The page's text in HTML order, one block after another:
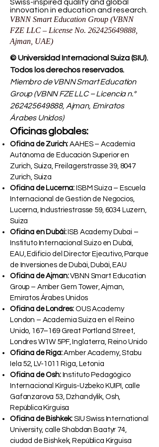
Swiss-inspired quality and global
innovation in education and research.
VBNN Smart Education Group (VBNN
FZE LLC – License No. 262425649888
Ajman, UAE)
© Universidad Internacional Suiza (SIU).
Todos los derechos reservados.
Miembro de VBNN Smart Education
Group (VBNN FZE LLC – Licencia n.°
262425649888, Ajman, Emiratos
Árabes Unidos)
Oficinas globales:
Oficina de Zurich: AAHES – Academia
Autónoma de Educación Superior en
Zurich, Suiza, Freilagerstrasse 39, 8047
Zurich, Suiza
Oficina de Lucerna: ISBM Suiza – Escuela
Internacional de Gestión de Negocios,
Lucerna, Industriestrasse 59, 6034 Luzern,
Suiza
Oficina en Dubái:ISB Academy Dubai –
Instituto Internacional Suizo en Dubái,
EAU, Edificio del Director Ejecutivo, Parque
de Inversiones de Dubái, Dubái, EAU
Oficina de Ajman:VBNN Smart Education
Group – Amber Gem Tower, Ajman,
Emiratos Árabes Unidos
Oficina de Londres: OUS Academy
London – Academia Suiza en el Reino
Unido, 167–169 Great Portland Street,
Londres W1W 5PF, Inglaterra, Reino Unido
Oficina de Riga:Amber Academy, Stabu
Iela 52, LV-1011 Riga, Letonia
Oficina de Osh:Instituto Pedagógico
Internacional Kirguís-Uzbeko KUIPI, calle
Gafanzarova 53, Dzhandylik, Osh,
República Kirguisa
Oficina de Bishkek: SIU Swiss International
University, calle Shabdan Baatyr 74,
ciudad de Bishkek, República Kirguisa